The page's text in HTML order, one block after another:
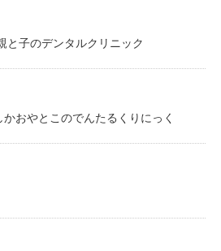
と子のデンタルクリニック
おやとこのでんたるくりにっく